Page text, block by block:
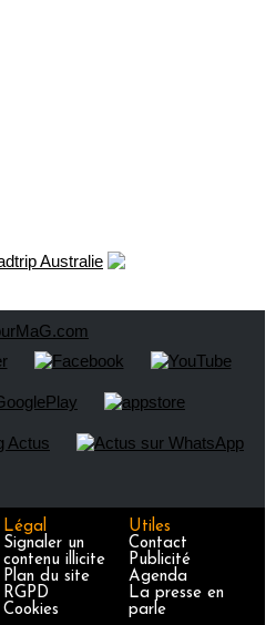
Légal
Signaler un
contenu illicite
Plan du site
RGPD
Cookies
Utiles
Contact
Publicité
Agenda
La presse en
parle